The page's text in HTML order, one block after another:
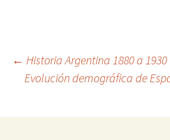
Navegación
← Historia Argentina 1880 a 1930
Evolución demográfica de